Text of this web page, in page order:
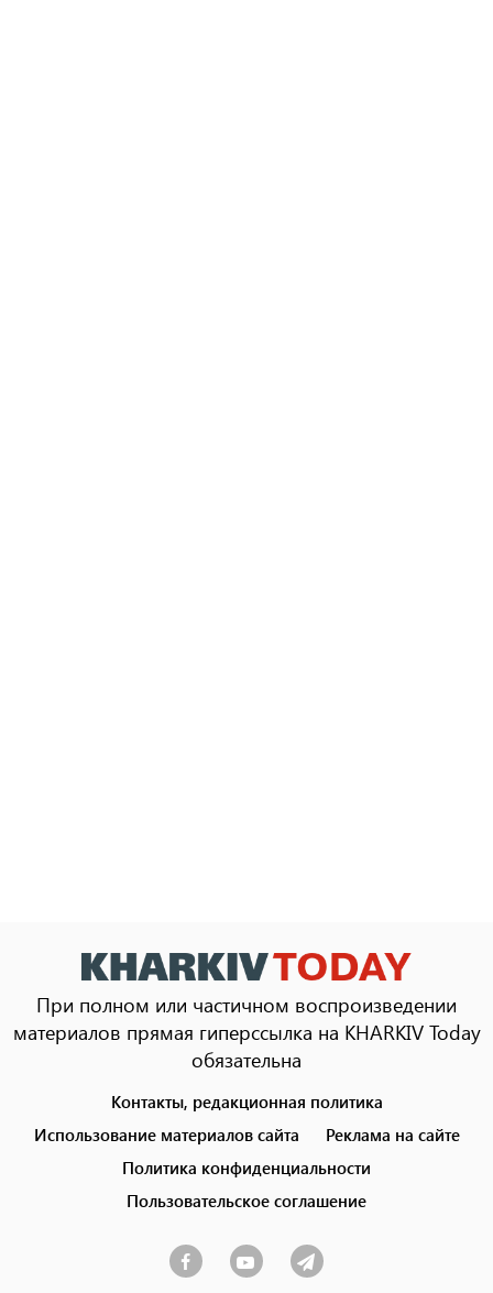
При полном или частичном воспроизведении
материалов прямая гиперссылка на KHARKIV Today
обязательна
menu
Контакты, редакционная политика
Использование материалов сайта
Реклама на сайте
Политика конфиденциальности
Пользовательское соглашение